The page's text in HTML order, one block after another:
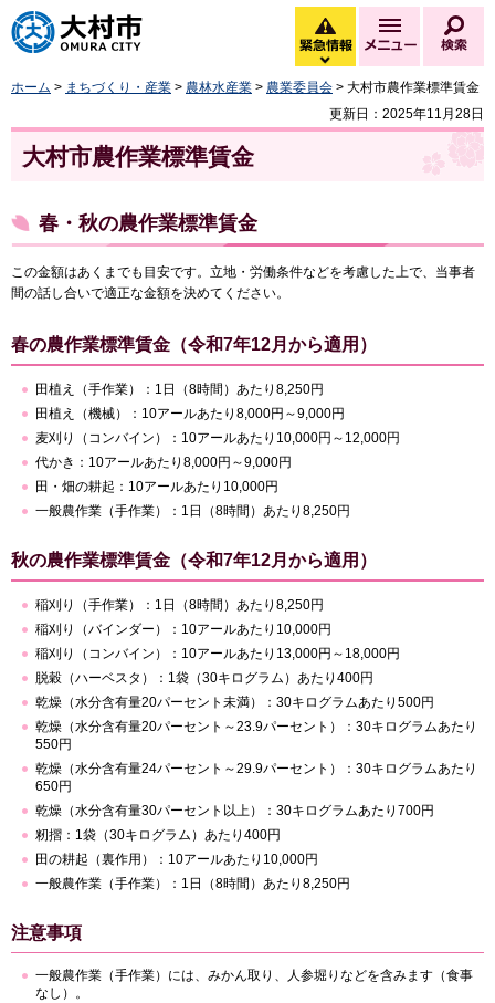
大村市
緊急情報
緊急情報を開く
メニュー
ホーム > まちづくり・産業 > 農林水産業 > 農業委員会 > 大村市農作業標準賃金
更新日：2025年11月28日
大村市農作業標準賃金
春・秋の農作業標準賃金
この金額はあくまでも目安です。立地・労働条件などを考慮した上で、当事者
間の話し合いで適正な金額を決めてください。
春の農作業標準賃金（令和7年12月から適用）
田植え（手作業）：1日（8時間）あたり8,250円
田植え（機械）：10アールあたり8,000円～9,000円
麦刈り（コンバイン）：10アールあたり10,000円～12,000円
代かき：10アールあたり8,000円～9,000円
田・畑の耕起：10アールあたり10,000円
一般農作業（手作業）：1日（8時間）あたり8,250円
秋の農作業標準賃金（令和7年12月から適用）
稲刈り（手作業）：1日（8時間）あたり8,250円
稲刈り（バインダー）：10アールあたり10,000円
稲刈り（コンバイン）：10アールあたり13,000円～18,000円
脱穀（ハーベスタ）：1袋（30キログラム）あたり400円
乾燥（水分含有量20パーセント未満）：30キログラムあたり500円
乾燥（水分含有量20パーセント～23.9パーセント）：30キログラムあたり
550円
乾燥（水分含有量24パーセント～29.9パーセント）：30キログラムあたり
650円
乾燥（水分含有量30パーセント以上）：30キログラムあたり700円
籾摺：1袋（30キログラム）あたり400円
田の耕起（裏作用）：10アールあたり10,000円
一般農作業（手作業）：1日（8時間）あたり8,250円
注意事項
一般農作業（手作業）には、みかん取り、人参堀りなどを含みます（食事
なし）。